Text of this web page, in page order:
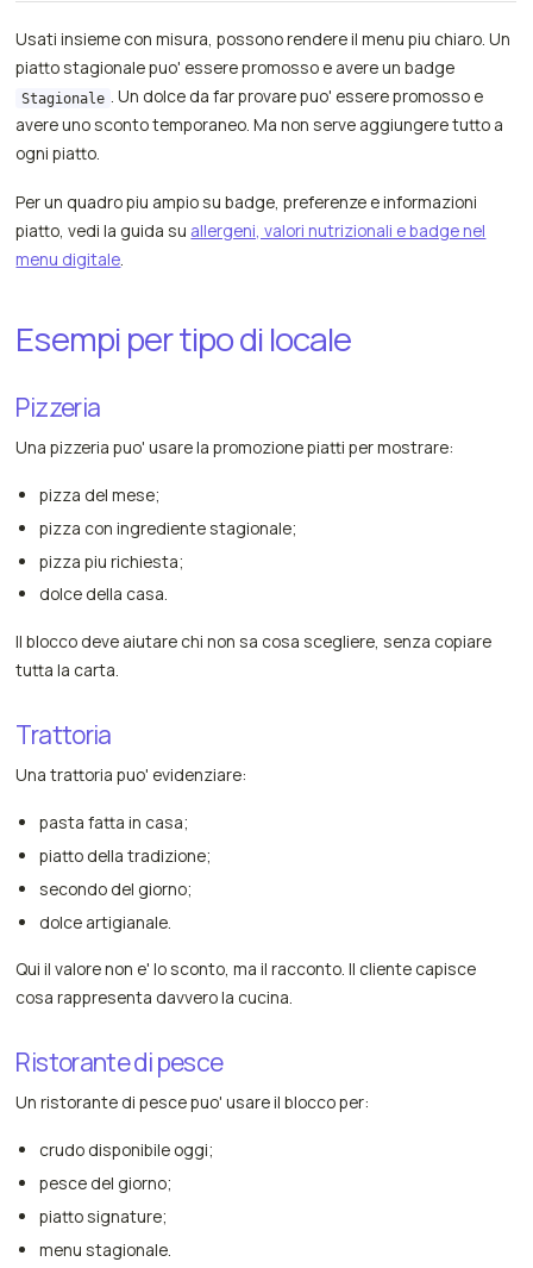
Usati insieme con misura, possono rendere il menu piu chiaro. Un
piatto stagionale puo' essere promosso e avere un badge
Stagionale . Un dolce da far provare puo' essere promosso e
avere uno sconto temporaneo. Ma non serve aggiungere tutto a
ogni piatto.
Per un quadro piu ampio su badge, preferenze e informazioni
piatto, vedi la guida su allergeni, valori nutrizionali e badge nel
menu digitale
Esempi per tipo di locale
Pizzeria
Una pizzeria puo' usare la promozione piatti per mostrare:
pizza del mese;
pizza con ingrediente stagionale;
pizza piu richiesta;
dolce della casa.
Il blocco deve aiutare chi non sa cosa scegliere, senza copiare
tutta la carta.
Trattoria
Una trattoria puo' evidenziare:
pasta fatta in casa;
piatto della tradizione;
secondo del giorno;
dolce artigianale.
Qui il valore non e' lo sconto, ma il racconto. Il cliente capisce
cosa rappresenta davvero la cucina.
Ristorante di pesce
Un ristorante di pesce puo' usare il blocco per:
crudo disponibile oggi;
pesce del giorno;
piatto signature;
menu stagionale.